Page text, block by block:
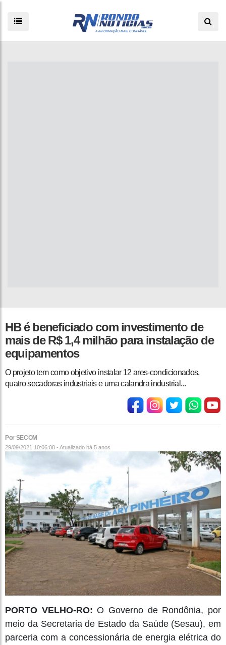
HB é beneficiado com investimento de
mais de R$ 1,4 milhão para instalação de
equipamentos
O projeto tem como objetivo instalar 12 ares-condicionados,
quatro secadoras industriais e uma calandra industrial...
Por SECOM
29/09/2021 10:06:08 - Atualizado há 5 anos
PORTO VELHO-RO:O Governo de Rondônia, por
meio da Secretaria de Estado da Saúde (Sesau), em
parceria com a concessionária de energia elétrica do